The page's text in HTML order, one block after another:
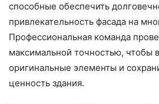
способные обеспечить
привлекательность фасада на
Профессиональная команда
максимальной точностью, чтобы
оригинальные элементы и
ценность здания.